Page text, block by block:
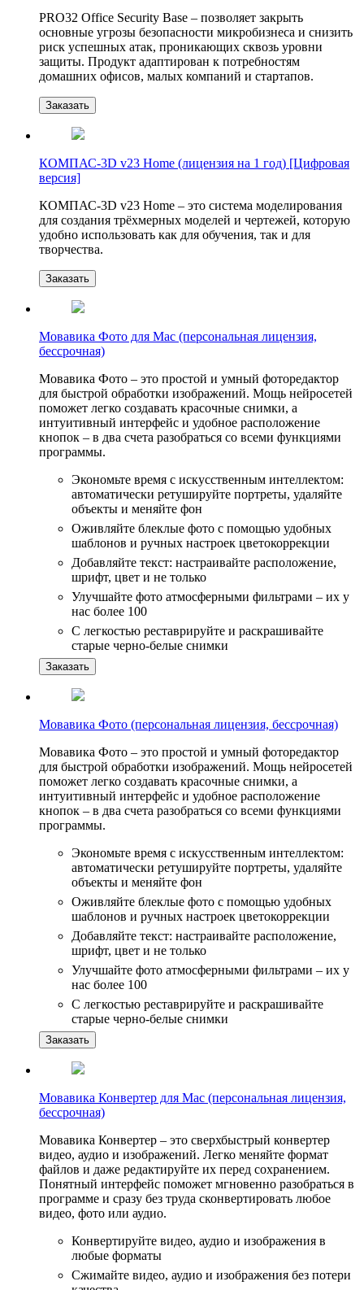
PRO32 Office Security Base – позволяет закрыть
основные угрозы безопасности микробизнеса и снизить
риск успешных атак, проникающих сквозь уровни
защиты. Продукт адаптирован к потребностям
домашних офисов, малых компаний и стартапов.
Заказать
КОМПАС-3D v23 Home (лицензия на 1 год) [Цифровая
версия]
КОМПАС-3D v23 Home – это система моделирования
для создания трёхмерных моделей и чертежей, которую
удобно использовать как для обучения, так и для
творчества.
Заказать
Мовавика Фото для Мас (персональная лицензия,
бессрочная)
Мовавика Фото – это простой и умный фоторедактор
для быстрой обработки изображений. Мощь нейросетей
поможет легко создавать красочные снимки, а
интуитивный интерфейс и удобное расположение
кнопок – в два счета разобраться со всеми функциями
программы.
Экономьте время с искусственным интеллектом:
автоматически ретушируйте портреты, удаляйте
объекты и меняйте фон
Оживляйте блеклые фото с помощью удобных
шаблонов и ручных настроек цветокоррекции
Добавляйте текст: настраивайте расположение,
шрифт, цвет и не только
Улучшайте фото атмосферными фильтрами – их у
нас более 100
С легкостью реставрируйте и раскрашивайте
старые черно-белые снимки
Заказать
Мовавика Фото (персональная лицензия, бессрочная)
Мовавика Фото – это простой и умный фоторедактор
для быстрой обработки изображений. Мощь нейросетей
поможет легко создавать красочные снимки, а
интуитивный интерфейс и удобное расположение
кнопок – в два счета разобраться со всеми функциями
программы.
Экономьте время с искусственным интеллектом:
автоматически ретушируйте портреты, удаляйте
объекты и меняйте фон
Оживляйте блеклые фото с помощью удобных
шаблонов и ручных настроек цветокоррекции
Добавляйте текст: настраивайте расположение,
шрифт, цвет и не только
Улучшайте фото атмосферными фильтрами – их у
нас более 100
С легкостью реставрируйте и раскрашивайте
старые черно-белые снимки
Заказать
Мовавика Конвертер для Мас (персональная лицензия,
бессрочная)
Мовавика Конвертер – это сверхбыстрый конвертер
видео, аудио и изображений. Легко меняйте формат
файлов и даже редактируйте их перед сохранением.
Понятный интерфейс поможет мгновенно разобраться в
программе и сразу без труда сконвертировать любое
видео, фото или аудио.
Конвертируйте видео, аудио и изображения в
любые форматы
Сжимайте видео, аудио и изображения без потери